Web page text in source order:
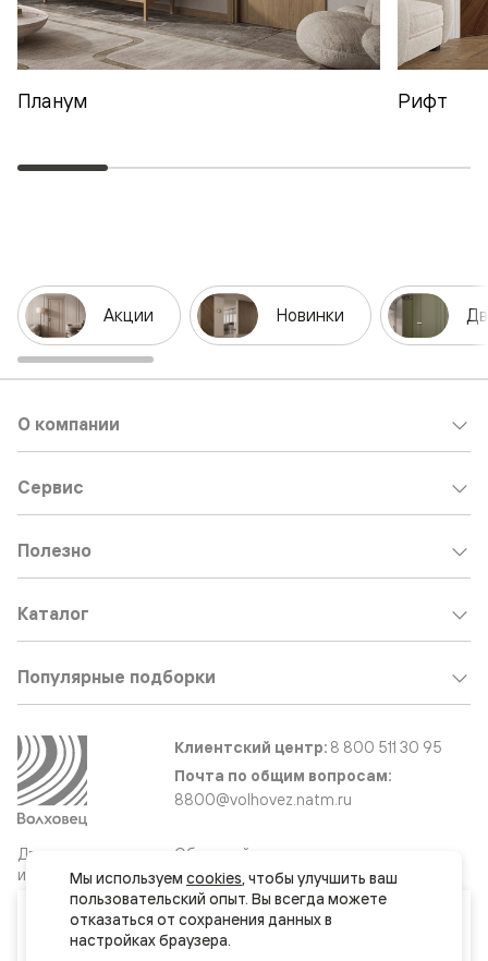
Ваш город
Обнинск
Планум Рифт
Акции Новинки
Двери
и интерьерные
решения
О компании
Сервис
Полезно
Каталог
Популярные подборки
Клиентский центр: 8 800 511 30 95
Почта по общим вопросам:
8800@volhovez.natm.ru
Обратный звонок
Сайт не является публичной офертой
Мы используем cookies, чтобы улучшить ваш
пользовательский опыт. Вы всегда можете
отказаться от сохранения данных в